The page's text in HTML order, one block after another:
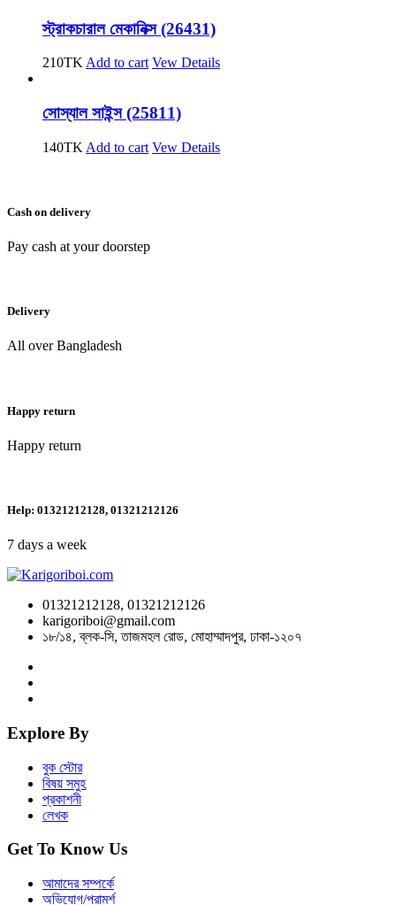
স্ট্রাকচারাল মেকানিক্স (26431)
210TK Add to cart Vew Details
সোস্যাল সাইন্স (25811)
140TK Add to cart Vew Details
Cash on delivery
Pay cash at your doorstep
Delivery
All over Bangladesh
Happy return
Happy return
Help: 01321212128, 01321212126
7 days a week
01321212128, 01321212126
karigoriboi@gmail.com
১৮/১৪, ব্লক-সি, তাজমহল রোড, মোহাম্মাদপুর, ঢাকা-১২০৭
Explore By
বুক স্টোর
বিষয় সমুহ
প্রকাশনী
লেখক
Get To Know Us
আমাদের সম্পর্কে
অভিযোগ/পরামর্শ